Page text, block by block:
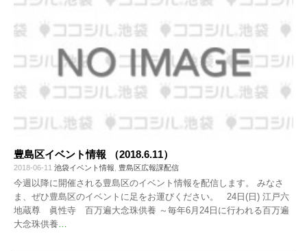
豊島区イベント情報 （2018.6.11）
2018-06-11 池袋イベント情報 豊島区広報課配信
今週以降に開催される豊島区のイベント情報を配信します。 みなさ
ま、ぜひ豊島区のイベントに足をお運びください。 24日(日) 江戸六
地蔵尊 眞性寺 百万遍大念珠供養 ～毎年6月24日に行われる百万遍
大念珠供養